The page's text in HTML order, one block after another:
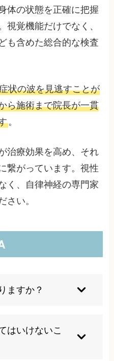
体の状態を正確に把握
視覚機能だけでなく、
も含めた総合的な検査
状の波を見逃すことが
ら施術まで院長が一貫
。
治療効果を高め、それ
繋がっています。視性
く、自律神経の専門家
さい。
ますか？
です。視覚と平衡感覚
関わっているため、適
はいけないこ